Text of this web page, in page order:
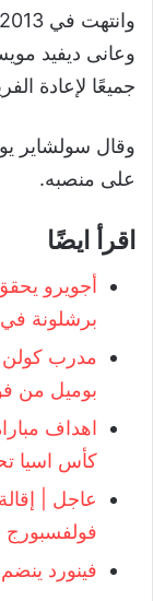
وعانى ديفيد
جميعًا لإعادة
وقال سولشاير
على منصبه.
اقرأ ايضًا
أجويرو
برشلونة في
مدرب كولن
بوميل من
اهداف
كأس اسيا تحت 23
عاجل |
فولفسبورج
فينورد